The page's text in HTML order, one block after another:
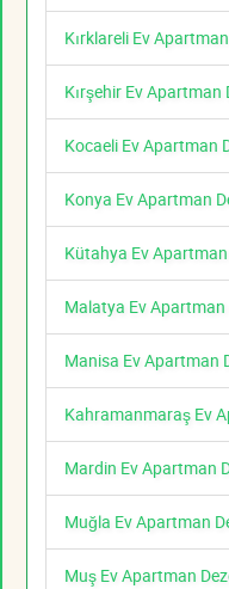
Kırklareli Ev
Kırşehir Ev Apartman
Kocaeli Ev Apartman
Konya Ev Apartman
Kütahya Ev
Malatya Ev Apartman
Manisa Ev Apartman
Kahramanmaraş Ev
Mardin Ev Apartman
Muğla Ev Apartman
Muş Ev Apartman